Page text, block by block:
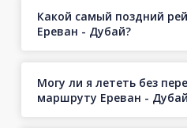
Какой самый поздний
Ереван - Дубай?
Могу ли я лететь без
маршруту Ереван -